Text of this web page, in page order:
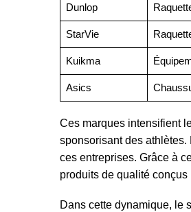
Dunlop
StarVie
Kuikma
Asics
Ces marques intensifient
sponsorisant des
ces entreprises. Grâce à
produits de qualité
Dans cette dynamique, le